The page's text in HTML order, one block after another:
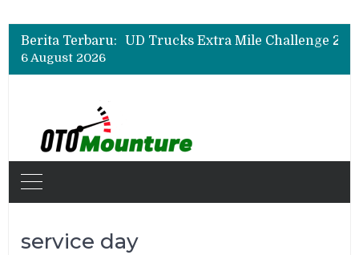
Berita Terbaru:
6 August 2026
service day